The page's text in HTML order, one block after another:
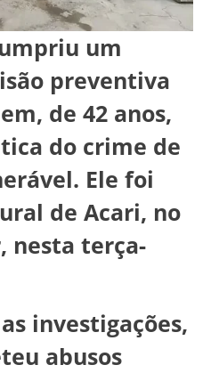
um
preventiva
de 42 anos,
do crime de
Ele foi
de Acari, no
nesta terça-
investigações,
abusos